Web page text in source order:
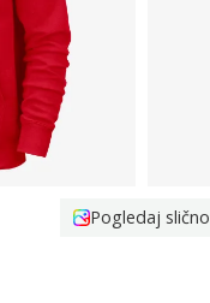
Pogledaj slično